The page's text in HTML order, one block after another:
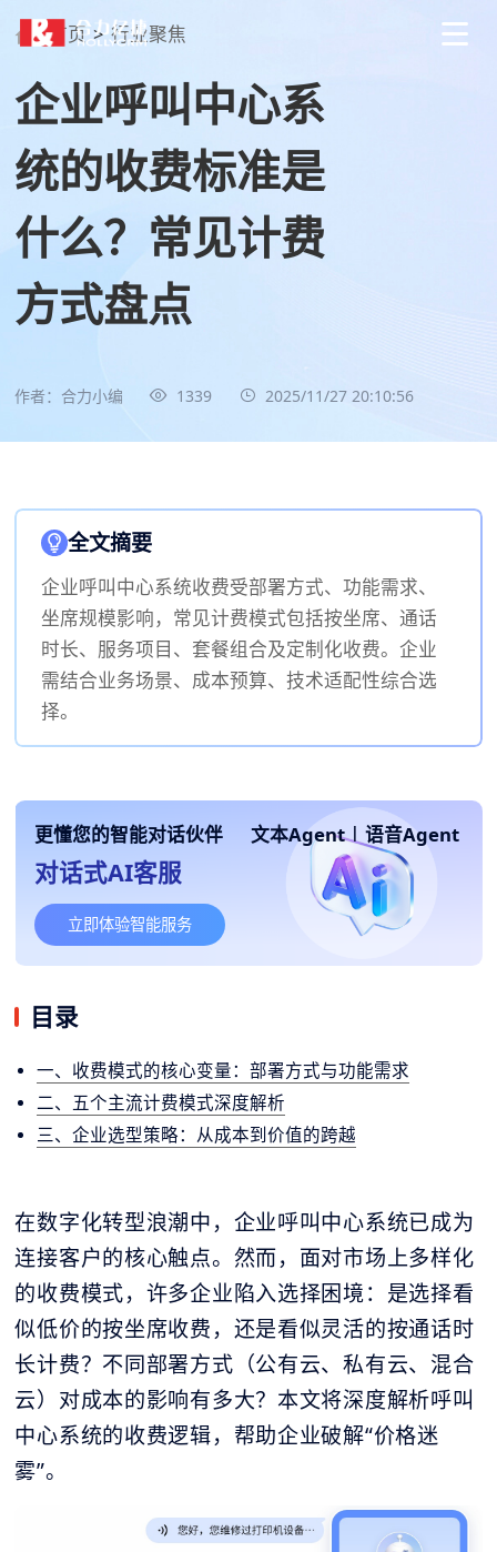
首页 > 行业聚焦
企业呼叫中心系
统的收费标准是
什么？常见计费
方式盘点
作者：合力小编 1339 2025/11/27 20:10:56
全文摘要
企业呼叫中心系统收费受部署方式、功能需求、
坐席规模影响，常见计费模式包括按坐席、通话
时长、服务项目、套餐组合及定制化收费。企业
需结合业务场景、成本预算、技术适配性综合选
择。
更懂您的智能对话伙伴 文本Agent | 语音Agent
对话式AI客服
立即体验智能服务
目录
一、收费模式的核心变量：部署方式与功能需求
二、五个主流计费模式深度解析
三、企业选型策略：从成本到价值的跨越
在数字化转型浪潮中，企业呼叫中心系统已成为
连接客户的核心触点。然而，面对市场上多样化
的收费模式，许多企业陷入选择困境：是选择看
似低价的按坐席收费，还是看似灵活的按通话时
长计费？不同部署方式（公有云、私有云、混合
云）对成本的影响有多大？本文将深度解析呼叫
中心系统的收费逻辑，帮助企业破解“价格迷
雾”。